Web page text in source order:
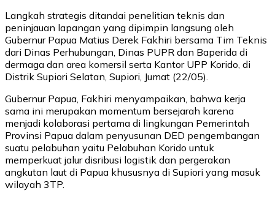
Langkah strategis ditandai penelitian teknis dan
peninjauan lapangan yang dipimpin langsung oleh
Gubernur Papua Matius Derek Fakhiri bersama Tim Teknis
dari Dinas Perhubungan, Dinas PUPR dan Baperida di
dermaga dan area komersil serta Kantor UPP Korido, di
Distrik Supiori Selatan, Supiori, Jumat (22/05).
Gubernur Papua, Fakhiri menyampaikan, bahwa kerja
sama ini merupakan momentum bersejarah karena
menjadi kolaborasi pertama di lingkungan Pemerintah
Provinsi Papua dalam penyusunan DED pengembangan
suatu pelabuhan yaitu Pelabuhan Korido untuk
memperkuat jalur disribusi logistik dan pergerakan
angkutan laut di Papua khususnya di Supiori yang masuk
wilayah 3TP.